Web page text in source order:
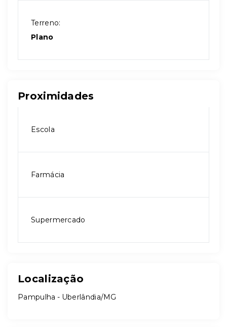
Terreno:
Plano
Proximidades
Escola
Farmácia
Supermercado
Localização
Pampulha - Uberlândia/MG